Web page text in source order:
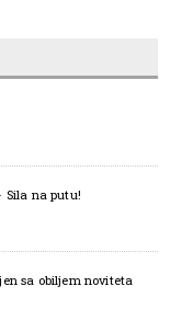
Sila na putu!
sa obiljem noviteta